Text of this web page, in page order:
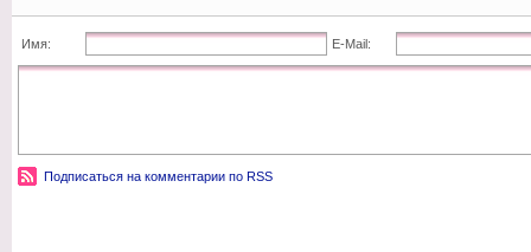
Имя: E-Mail:
Подписаться на комментарии по RSS